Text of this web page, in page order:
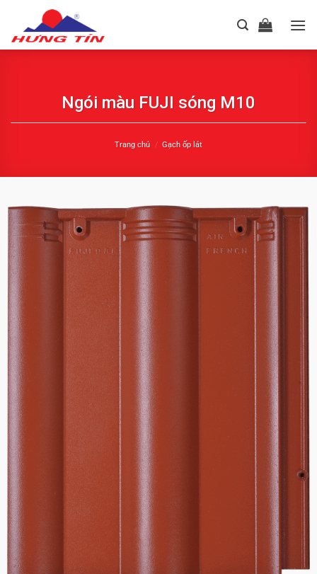
dung
Ngói màu FUJI sóng M10
Trang chủ / Gạch ốp lát